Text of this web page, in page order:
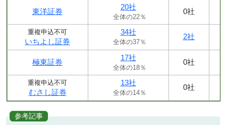
東洋証券
20社
全体の22％
0社
重複申込不可
いちよし証券
34社
全体の37％
2社
極東証券
17社
全体の18％
0社
重複申込不可
むさし証券
13社
全体の14％
0社
参考記事